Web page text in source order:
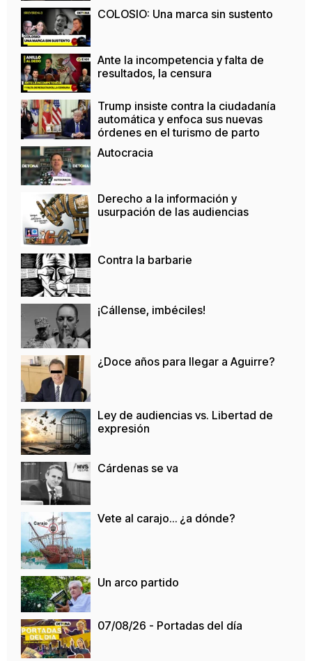
COLOSIO: Una marca sin sustento
Ante la incompetencia y falta de
resultados, la censura
Trump insiste contra la ciudadanía
automática y enfoca sus nuevas
órdenes en el turismo de parto
Autocracia
Derecho a la información y
usurpación de las audiencias
Contra la barbarie
¡Cállense, imbéciles!
¿Doce años para llegar a Aguirre?
Ley de audiencias vs. Libertad de
expresión
Cárdenas se va
Vete al carajo… ¿a dónde?
Un arco partido
07/08/26 - Portadas del día